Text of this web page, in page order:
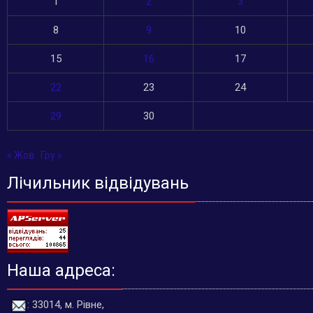
8 9 10
15 16 17
22 23 24
29 30
« Жов Гру »
Лічильник відвідувань
Наша адреса:
: 33014, м. Рівне,